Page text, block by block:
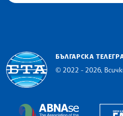
БЪЛГАРСКА
© 2022 - 2026,
The